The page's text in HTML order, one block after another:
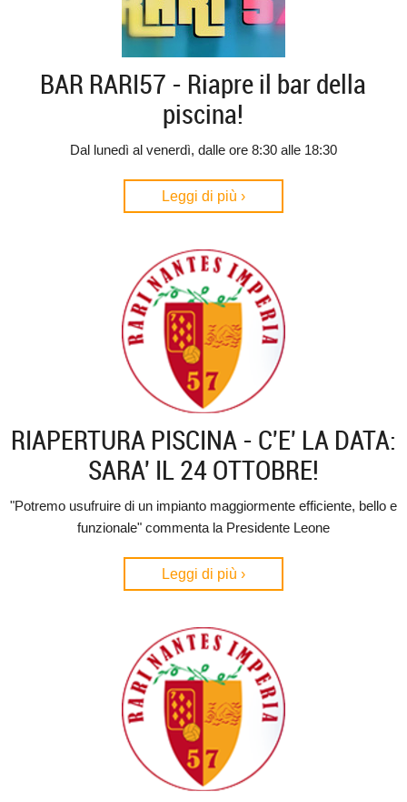
BAR RARI57 - Riapre il bar della
piscina!
Dal lunedì al venerdì, dalle ore 8:30 alle 18:30
Leggi di più ›
RIAPERTURA PISCINA - C'E' LA DATA:
SARA' IL 24 OTTOBRE!
"Potremo usufruire di un impianto maggiormente efficiente, bello e
funzionale" commenta la Presidente Leone
Leggi di più ›